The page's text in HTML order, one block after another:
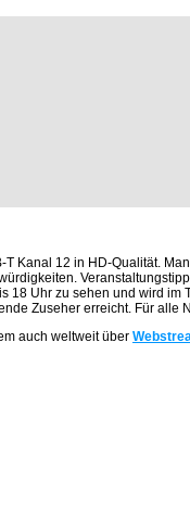
Kanal 12 in HD-Qualität.
18 Uhr zu sehen und wird
Zuseher erreicht. Für alle
auch weltweit über